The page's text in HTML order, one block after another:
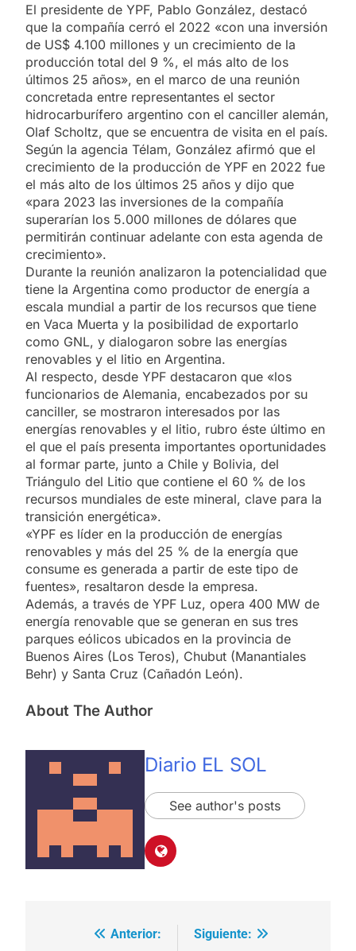
El presidente de YPF, Pablo González, destacó
que la compañía cerró el 2022 «con una inversión
de US$ 4.100 millones y un crecimiento de la
producción total del 9 %, el más alto de los
últimos 25 años», en el marco de una reunión
concretada entre representantes el sector
hidrocarburífero argentino con el canciller alemán,
Olaf Scholtz, que se encuentra de visita en el país.
Según la agencia Télam, González afirmó que el
crecimiento de la producción de YPF en 2022 fue
el más alto de los últimos 25 años y dijo que
«para 2023 las inversiones de la compañía
superarían los 5.000 millones de dólares que
permitirán continuar adelante con esta agenda de
crecimiento».
Durante la reunión analizaron la potencialidad que
tiene la Argentina como productor de energía a
escala mundial a partir de los recursos que tiene
en Vaca Muerta y la posibilidad de exportarlo
como GNL, y dialogaron sobre las energías
renovables y el litio en Argentina.
Al respecto, desde YPF destacaron que «los
funcionarios de Alemania, encabezados por su
canciller, se mostraron interesados por las
energías renovables y el litio, rubro éste último en
el que el país presenta importantes oportunidades
al formar parte, junto a Chile y Bolivia, del
Triángulo del Litio que contiene el 60 % de los
recursos mundiales de este mineral, clave para la
transición energética».
«YPF es líder en la producción de energías
renovables y más del 25 % de la energía que
consume es generada a partir de este tipo de
fuentes», resaltaron desde la empresa.
Además, a través de YPF Luz, opera 400 MW de
energía renovable que se generan en sus tres
parques eólicos ubicados en la provincia de
Buenos Aires (Los Teros), Chubut (Manantiales
Behr) y Santa Cruz (Cañadón León).
About The Author
Diario EL SOL
See author's posts
Navegación
Anterior:
Siguiente: